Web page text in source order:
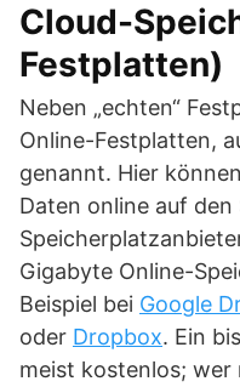
Cloud-
Festplatten)
Neben „echten“
Online-Festplatten,
genannt. Hier
Daten online auf den
Gigabyte Online-
Beispiel bei Google
oder Dropbox. Ein
meist kostenlos;